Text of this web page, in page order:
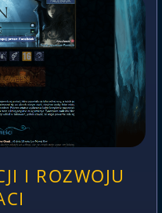
I ROZWOJU